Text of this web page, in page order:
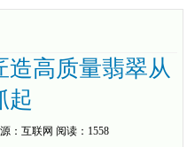
造高质量翡翠从
起
： 互联网 阅读：1558